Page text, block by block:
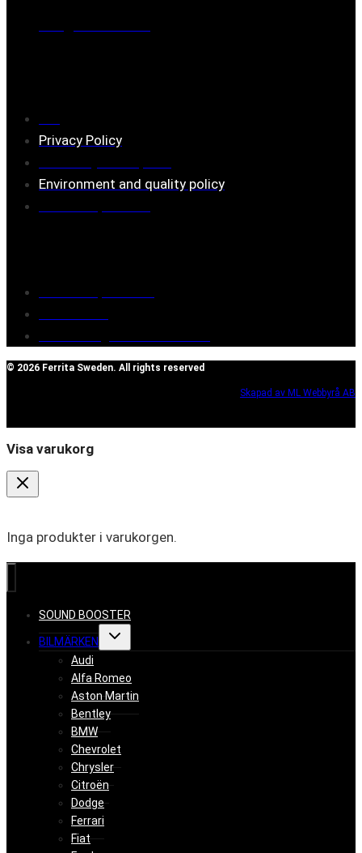
Privacy Policy
Environment and quality policy
© 2026 Ferrita Sweden. All rights reserved
Skapad av ML Webbyrå AB
Visa varukorg
Inga produkter i varukorgen.
SOUND BOOSTER
BILMÄRKEN
Toggle
child
menu
Audi
Alfa Romeo
Aston Martin
Bentley
BMW
Chevrolet
Chrysler
Citroën
Dodge
Ferrari
Fiat